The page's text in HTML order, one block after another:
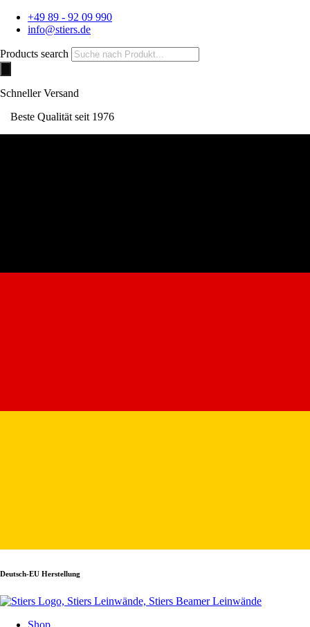
+49 89 - 92 09 990
info@stiers.de
Products search
Schneller Versand
Beste Qualität seit 1976
Deutsch-EU Herstellung
Shop